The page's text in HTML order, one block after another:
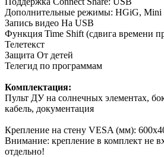
Дополнительные режимы: HGiG, Mini
Запись видео На USB
Функция Time Shift (сдвига времени
Телетекст
Защита От детей
Телегид по программам
Комплектация:
Пульт ДУ на солнечных элементах,
кабель, документация
Крепление на стену VESA (мм):
Внимание: крепление в комплект не
отдельно!